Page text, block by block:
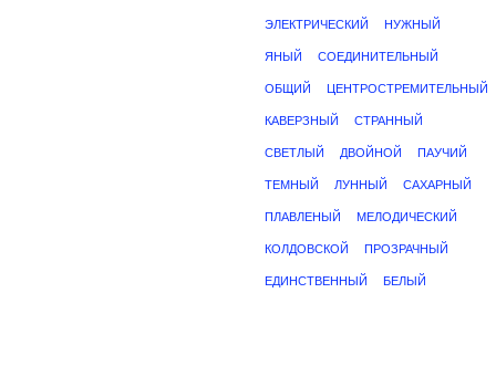
ЭЛЕКТРИЧЕСКИЙ НУЖНЫЙ
ЯНЫЙ СОЕДИНИТЕЛЬНЫЙ
ОБЩИЙ ЦЕНТРОСТРЕМИТЕЛЬНЫЙ
КАВЕРЗНЫЙ СТРАННЫЙ
СВЕТЛЫЙ ДВОЙНОЙ ПАУЧИЙ
ТЕМНЫЙ ЛУННЫЙ САХАРНЫЙ
ПЛАВЛЕНЫЙ МЕЛОДИЧЕСКИЙ
КОЛДОВСКОЙ ПРОЗРАЧНЫЙ
ЕДИНСТВЕННЫЙ БЕЛЫЙ